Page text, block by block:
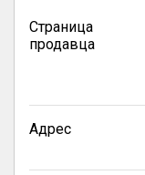
Страница
продавца
Адрес